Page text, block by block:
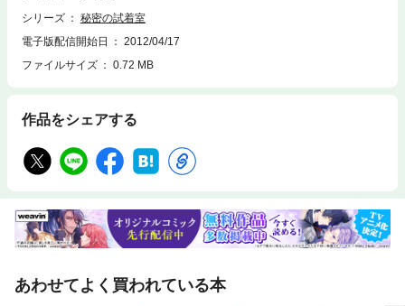
シリーズ
秘密の試着室
電子版配信開始日
2012/04/17
ファイルサイズ
0.72 MB
作品をシェアする
あわせてよく買われている本